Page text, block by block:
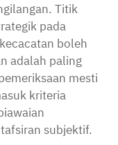
Titik
pada
boleh
adalah paling
mesti
kriteria
subjektif.